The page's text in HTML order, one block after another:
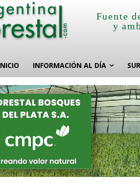
Fuente
y
INFORMACIÓN AL DÍA